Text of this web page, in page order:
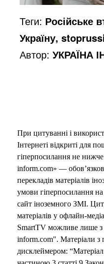
Теги: Російське
Україну,
Автор:УКРАЇНА
При цитуванні і
Інтернеті відкриті для
гіперпосилання не
inform.com» —
перекладів матеріалів
умови гіперпосилання
сайт іноземного ЗМІ.
матеріалів у офлайн-
SmartTV можливе лише з
inform.com". Матеріали з
дисклеймером: